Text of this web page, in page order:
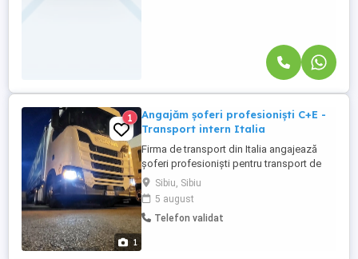
1
1
Angajăm șoferi profesioniști C+E -
Transport intern Italia
Firma de transport din Italia angajează
șoferi profesioniști pentru transport de
marfa exclusiv pe teritoriul Italiei. Cerințe: *
Permis de conducere categoria C+E; *
Atestat profesional (CQC) și card tahograf
valabile; * Seriozitate, responsabilitate și
Sibiu, Sibiu
5 august
Telefon validat